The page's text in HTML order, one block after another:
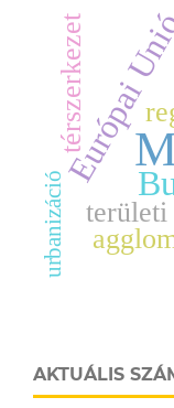
Európai
területi
térszerkezet
urbanizáció
AKTUÁLIS